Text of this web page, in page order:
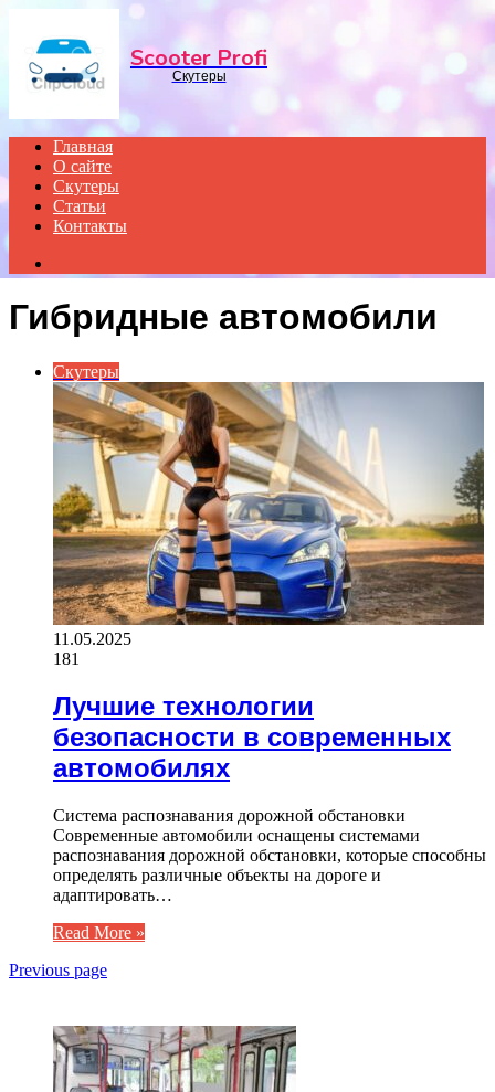
Scooter Profi
Скутеры
Главная
О сайте
Скутеры
Статьи
Контакты
for
Гибридные автомобили
Скутеры
11.05.2025
181
Лучшие технологии
безопасности в современных
автомобилях
Система распознавания дорожной обстановки
Современные автомобили оснащены системами
распознавания дорожной обстановки, которые способны
определять различные объекты на дороге и
адаптировать…
Read More »
Previous page